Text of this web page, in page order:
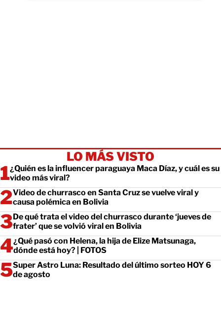
LO MÁS VISTO
¿Quién es la influencer paraguaya Maca Díaz, y cuál es su
video más viral?
Video de churrasco en Santa Cruz se vuelve viral y
causa polémica en Bolivia
De qué trata el video del churrasco durante ‘jueves de
frater’ que se volvió viral en Bolivia
¿Qué pasó con Helena, la hija de Elize Matsunaga,
dónde está hoy? | FOTOS
Super Astro Luna: Resultado del último sorteo HOY 6
de agosto